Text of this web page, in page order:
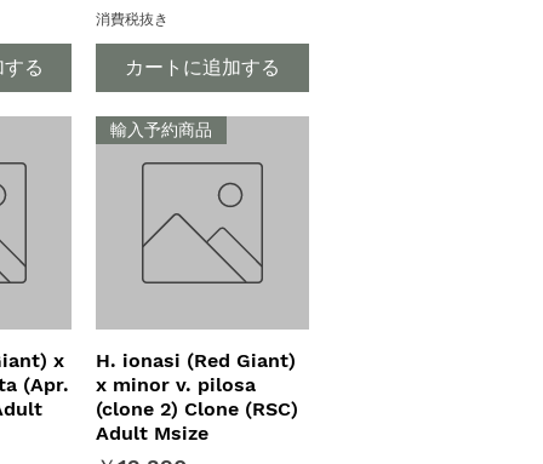
る
消費税抜き
カートに追加する
ー
x
(Apr.
クイックビュー
輸入予約商品
H. ionasi (Red Giant)
x minor v. pilosa
(clone 2) Clone (RSC)
Adult Msize